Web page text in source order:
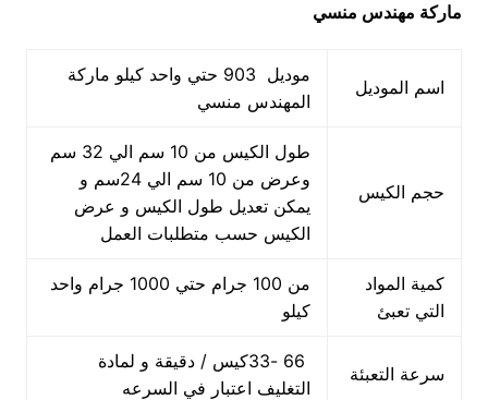
ماركة مهندس منسي
اسم الموديل
موديل 903 حتي واحد كيلو ماركة
المهندس منسي
حجم الكيس
طول الكيس من 10 سم الي 32 سم
وعرض من 10 سم الي 24سم و
يمكن تعديل طول الكيس و عرض
الكيس حسب متطلبات العمل
كمية المواد
التي تعبئ
من 100 جرام حتي 1000 جرام واحد
كيلو
سرعة التعبئة
66 -33كيس / دقيقة و لمادة
التغليف اعتبار في السرعه